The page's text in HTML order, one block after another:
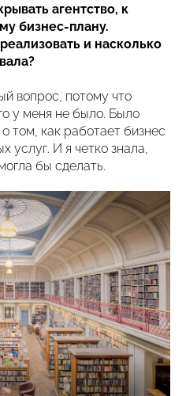
агентство, к
бизнес-плану.
и насколько
вопрос, потому что
у меня не было. Было
том, как работает бизнес
услуг. И я четко знала,
бы сделать.